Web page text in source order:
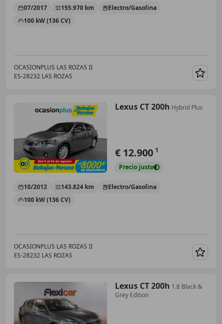
07/2017 155.970 km
Electro/Gasolina
100 kW (136 CV)
OCASIONPLUS LAS ROZAS II
ES-28232 LAS ROZAS
Lexus CT 200h Hybrid Plus
€ 12.900 1
Precio justo
10/2012 143.824 km
Electro/Gasolina
100 kW (136 CV)
OCASIONPLUS LAS ROZAS II
ES-28232 LAS ROZAS
Lexus CT 200h 1.8 Black &
Grey Edition